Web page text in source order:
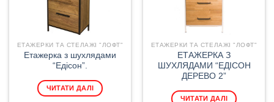
ЕТАЖЕРКИ ТА СТЕЛАЖІ "ЛОФТ"
Етажерка з шухлядами
“Едісон”.
ЧИТАТИ ДАЛІ
ЕТАЖЕРКИ ТА СТЕЛАЖІ "ЛОФТ"
ЕТАЖЕРКА З
ШУХЛЯДАМИ “ЕДІСОН
ДЕРЕВО 2”
ЧИТАТИ ДАЛІ